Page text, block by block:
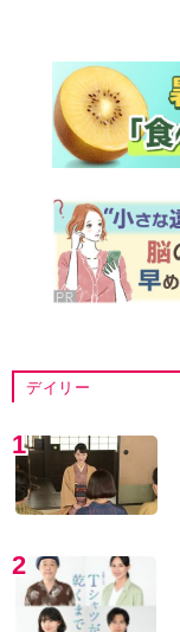
デイリー
1
2